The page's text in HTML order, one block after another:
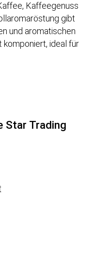
Kaffeegenuss
gibt
und aromatischen
komponiert, ideal für
Star Trading